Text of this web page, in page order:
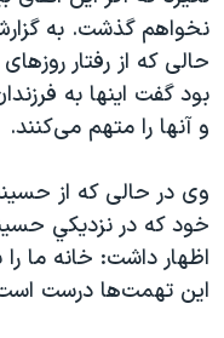
نخواهم گذشت. به
حالی که از رفتار
بود گفت اينها به
و آنها را متهم می‌کنند.
وی در حالی که از
خود که در نزديکي
اظهار داشت: خانه ما را
اين تهمت‌ها درست